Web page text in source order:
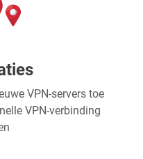
VPN-servers toe
VPN-verbinding